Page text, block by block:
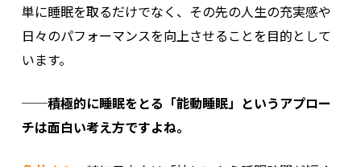
単に睡眠を取るだけでなく、その先の人生の充実感や
日々のパフォーマンスを向上させることを目的として
います。
──積極的に睡眠をとる「能動睡眠」というアプロー
チは面白い考え方ですよね。